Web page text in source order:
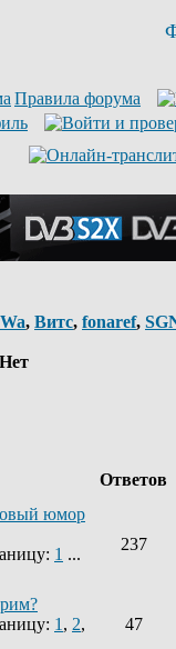
Правила форума
, Витс, fonaref,
Ответов
юмор
1 ...
237
1 , 2,
47